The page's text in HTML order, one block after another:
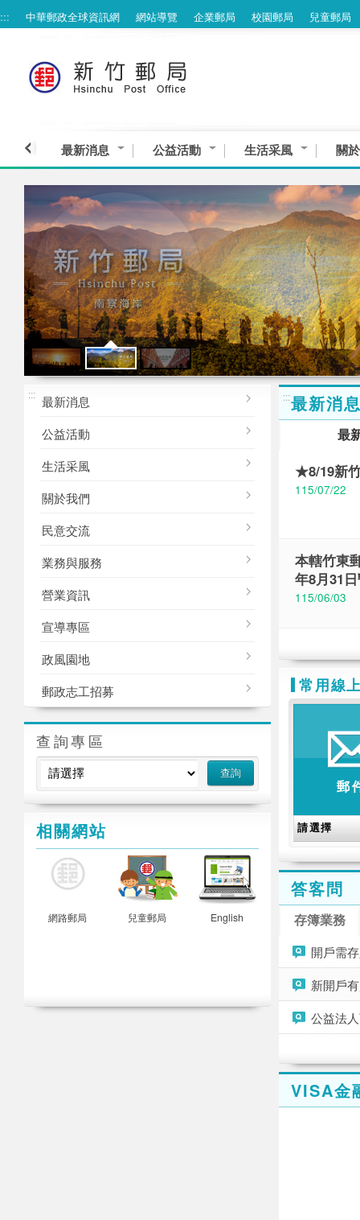
跳到主要內容區塊
::: 中華郵政全球資訊網 網站導覽 企業郵局 校園郵局 兒童郵局
最新消息 公益活動 生活采風 關
新竹郵局
形象
新竹郵局 新竹郵局
::: 最新消息
公益活動
生活采風
關於我們
民意交流
業務與服務
營業資訊
宣導專區
政風園地
郵政志工招募
查詢專區
相關網站
網路郵局 兒童郵局 English
:::最新消
最
★8/19新
115/07/22
本轄竹東
年8月31
115/06/03
常用線
郵
答客問
存簿業務
開戶需
新開戶
公益法
VISA金